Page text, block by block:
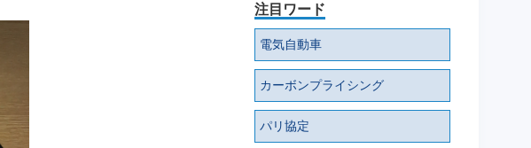
注目ワード
電気自動車
カーボンプライシング
パリ協定